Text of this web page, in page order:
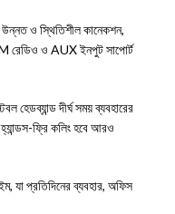
ও স্থিতিশীল কানেকশন,
রেডিও ও AUX ইনপুট সাপোর্ট
দীর্ঘ সময় ব্যবহারের
ফ্রি কলিং হবে আরও
যা প্রতিদিনের ব্যবহার, অফিস